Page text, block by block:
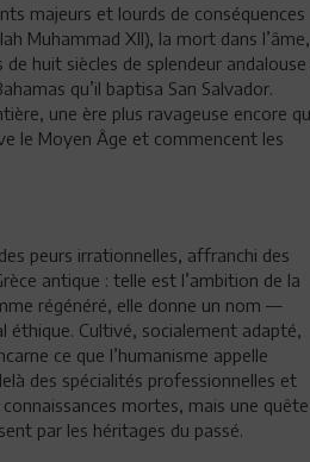
majeurs et lourds de conséquences
Muhammad XII), la mort dans l’âme,
huit siècles de splendeur andalouse
qu’il baptisa San Salvador.
une ère plus ravageuse encore
le Moyen Âge et commencent les
peurs irrationnelles, affranchi des
antique : telle est l’ambition de la
régénéré, elle donne un nom —
éthique. Cultivé, socialement adapté,
ce que l’humanisme appelle
des spécialités professionnelles et
mortes, mais une quête
par les héritages du passé.